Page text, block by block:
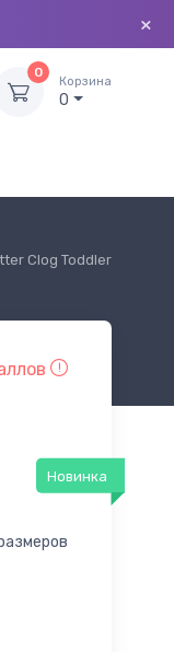
×
0
Корзина
0
Clog Toddler
Новинка